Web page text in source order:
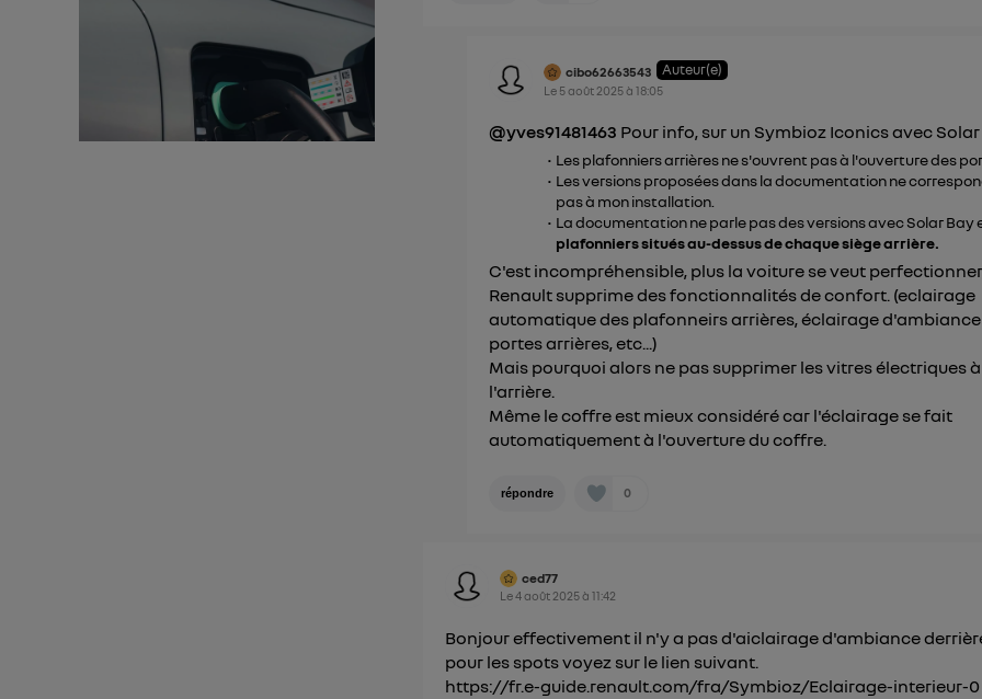
cibo62663543 Auteur(e)
Le 5 août 2025à18:05
@yves91481463 Pour info, sur un Symbioz Iconics avec Solar
Les plafonniers arrières ne s'ouvrent pas à l'ouverture des
Les versions proposées dans la documentation ne
pas à mon installation.
La documentation ne parle pas des versions avec Solar Bay
plafonniers situés au-dessus de chaque siège arrière.
C'est incompréhensible, plus la voiture se veut
Renault supprime des fonctionnalités de confort. (eclairage
automatique des plafonneirs arrières, éclairage
portes arrières, etc...)
Mais pourquoi alors ne pas supprimer les vitres électriques à
l'arrière.
Même le coffre est mieux considéré car l'éclairage se fait
automatiquement à l'ouverture du coffre.
répondre 0
ced77
Le4 août 2025à11:42
Bonjour effectivement il n'y a pas d'aiclairage d'ambiance
pour les spots voyez sur le lien suivant.
https://fr.e-guide.renault.com/fra/Symbioz/Eclairage-interieur-0
") ou via la page « gérer Utiq » en bas de ce site.
d'informations, veuillez consulter
personnelles d'Utiq.